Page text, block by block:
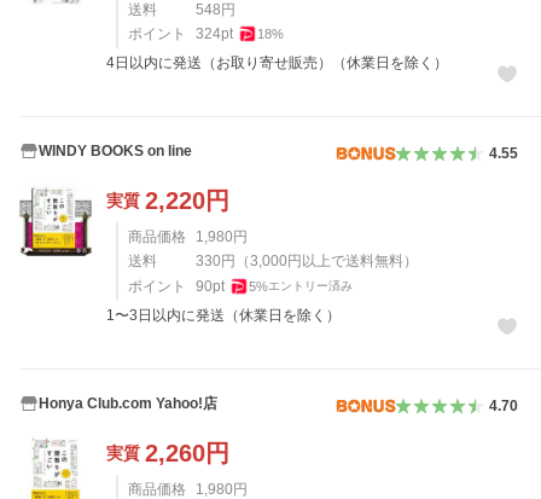
送料
548 円
ポイント
324pt 18%
4日以内に発送（お取り寄せ販売）（休業日を除く）
WINDY BOOKS on line 4.55
実質 2,220円
商品価格 1,980 円
送料
330 円 （3,000 円以上で送料無料）
ポイント
90pt 5%エントリー済み
1〜3日以内に発送（休業日を除く）
Honya Club.com Yahoo!店 4.70
実質 2,260円
商品価格 1,980 円